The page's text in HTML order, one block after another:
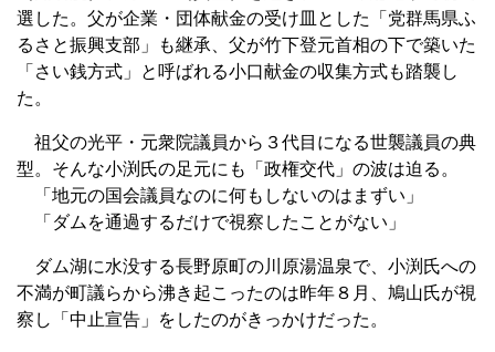
選した。父が企業・団体献金の受け皿とした「党群馬県ふ
るさと振興支部」も継承、父が竹下登元首相の下で築いた
「さい銭方式」と呼ばれる小口献金の収集方式も踏襲し
た。
祖父の光平・元衆院議員から３代目になる世襲議員の典
型。そんな小渕氏の足元にも「政権交代」の波は迫る。
「地元の国会議員なのに何もしないのはまずい」
「ダムを通過するだけで視察したことがない」
ダム湖に水没する長野原町の川原湯温泉で、小渕氏への
不満が町議らから沸き起こったのは昨年８月、鳩山氏が視
察し「中止宣告」をしたのがきっかけだった。